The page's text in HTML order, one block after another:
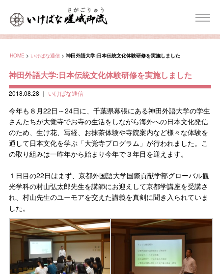
HOME > いけばな通信 > 神田外語大学:日本伝統文化体験研修を実施しました
神田外語大学:日本伝統文化体験研修を実施しました
2018.08.28 ｜ いけばな通信
今年も８月22日～24日に、千葉県幕張にある神田外語大学の学生
さんたちが大覚寺でお寺の生活をしながら海外への日本文化発信
のため、生け花、写経、お抹茶体験や寺院案内など様々な体験を
通して日本文化を学ぶ「大覚寺プログラム」が行われました。こ
の取り組みは一昨年から始まり今年で３年目を迎えます。
１日目の22日はまず、京都外国語大学国際貢献学部グローバル観
光学科の村山弘太郎先生を講師にお迎えして京都学講座を受講さ
れ、村山先生のユーモアを交えた講義を真剣に聞き入られていま
した。